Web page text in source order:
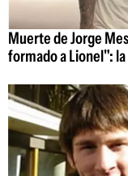
Muerte de Jorge
formado a Lionel":